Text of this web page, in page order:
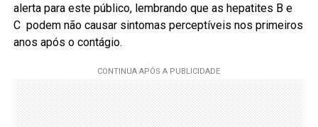
alerta para este público, lembrando que as hepatites B e
C podem não causar sintomas perceptíveis nos primeiros
anos após o contágio.